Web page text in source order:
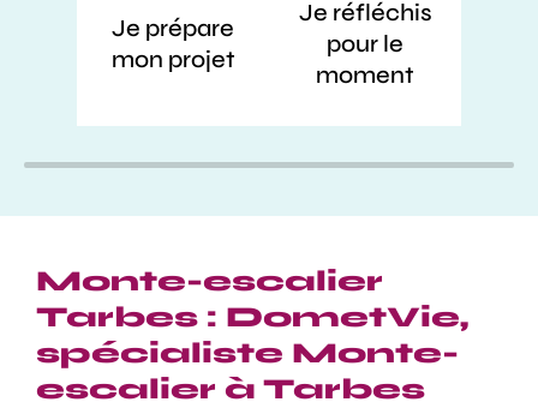
Je prépare
mon projet
Je réfléchis
pour le
moment
Monte-escalier
Tarbes : DometVie,
spécialiste Monte-
escalier à Tarbes